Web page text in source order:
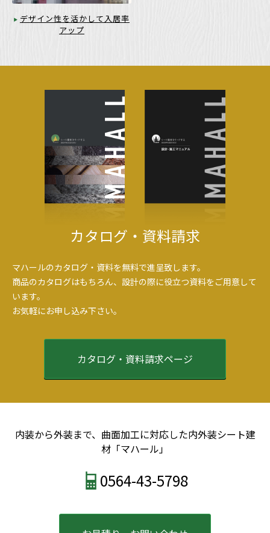
デザイン性を活かして入居率
アップ
カタログ・資料請求
マハールのカタログ・資料を無料で進呈致します。
商品のカタログはもちろん、設計の際に役立つ資料をご用意して
います。
お気軽にお申し込み下さい。
カタログ・資料請求ページ
内装から外装まで、曲面加工に対応した内外装シート建
材「マハール」
0564-43-5798